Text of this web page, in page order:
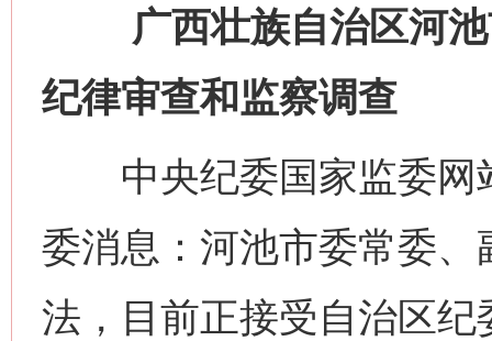
广西壮族自治区河池
纪律审查和监察调查
中央纪委国家监委网
委消息：河池市委常委
法，目前正接受自治区